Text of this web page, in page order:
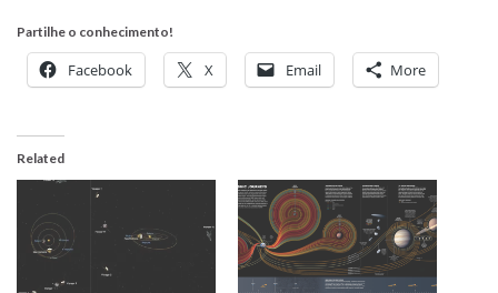
Partilhe o conhecimento!
Facebook X Email More
Related